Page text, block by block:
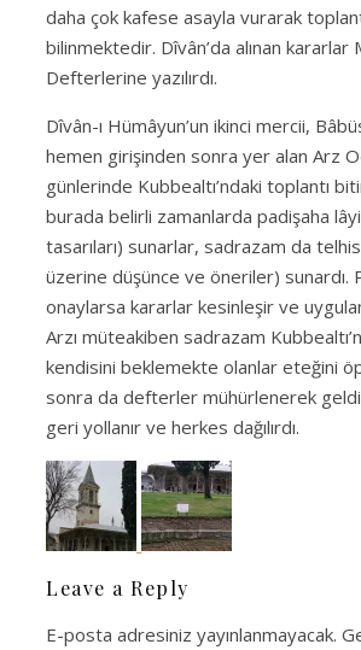
daha çok kafese asayla vurarak
bilinmektedir. Dîvân’da alınan kararlar
Defterlerine yazılırdı.
Dîvân-ı Hümâyun’un ikinci mercii,
hemen girişinden sonra yer alan Arz
günlerinde Kubbealtı’ndaki toplantı
burada belirli zamanlarda padişaha
tasarıları) sunarlar, sadrazam da
üzerine düşünce ve öneriler) sunardı.
onaylarsa kararlar kesinleşir ve
Arzı müteakiben sadrazam
kendisini beklemekte olanlar eteğini
sonra da defterler mühürlenerek
geri yollanır ve herkes dağılırdı.
Leave a Reply
E-posta adresiniz yayınlanmayacak.